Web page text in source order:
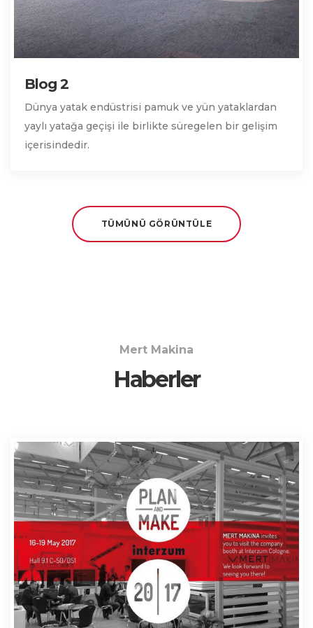
Blog 2
Dünya yatak endüstrisi pamuk ve yün yataklardan
yaylı yatağa geçişi ile birlikte süregelen bir gelişim
içerisindedir.
TÜMÜNÜ GÖRÜNTÜLE
Mert Makina
Haberler